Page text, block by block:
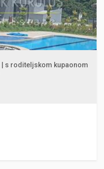
| s roditeljskom kupaonom